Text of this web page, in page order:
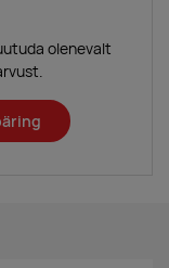
olenevalt